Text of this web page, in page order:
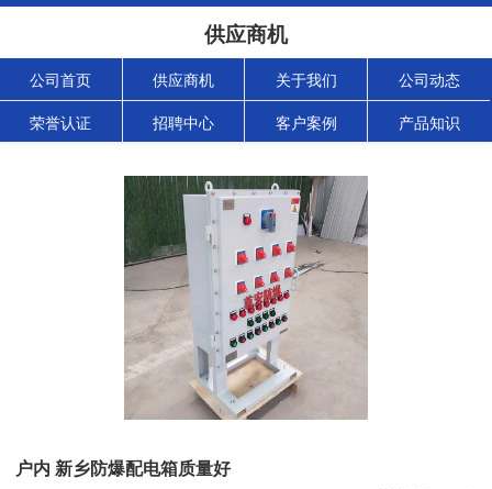
供应商机
公司首页 供应商机 关于我们 公司动态
荣誉认证 招聘中心 客户案例 产品知识
户内 新乡防爆配电箱质量好